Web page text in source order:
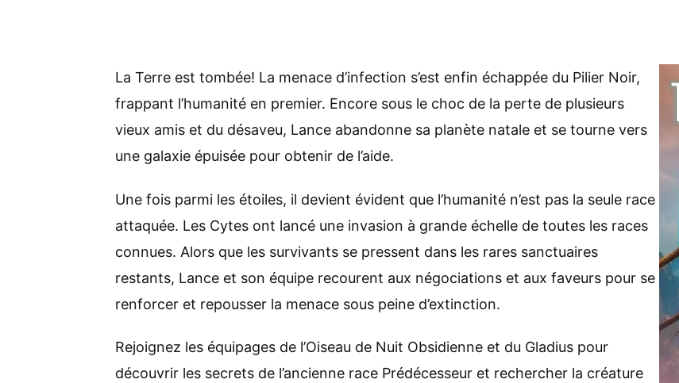
La Terre est tombée! La menace d’infection s’est enfin échappée du Pilier Noir,
frappant l’humanité en premier. Encore sous le choc de la perte de plusieurs
vieux amis et du désaveu, Lance abandonne sa planète natale et se tourne vers
une galaxie épuisée pour obtenir de l’aide.
Une fois parmi les étoiles, il devient évident que l’humanité n’est pas la seule race
attaquée. Les Cytes ont lancé une invasion à grande échelle de toutes les races
connues. Alors que les survivants se pressent dans les rares sanctuaires
restants, Lance et son équipe recourent aux négociations et aux faveurs pour se
renforcer et repousser la menace sous peine d’extinction.
Rejoignez les équipages de l’Oiseau de Nuit Obsidienne et du Gladius pour
découvrir les secrets de l’ancienne race Prédécesseur et rechercher la créature